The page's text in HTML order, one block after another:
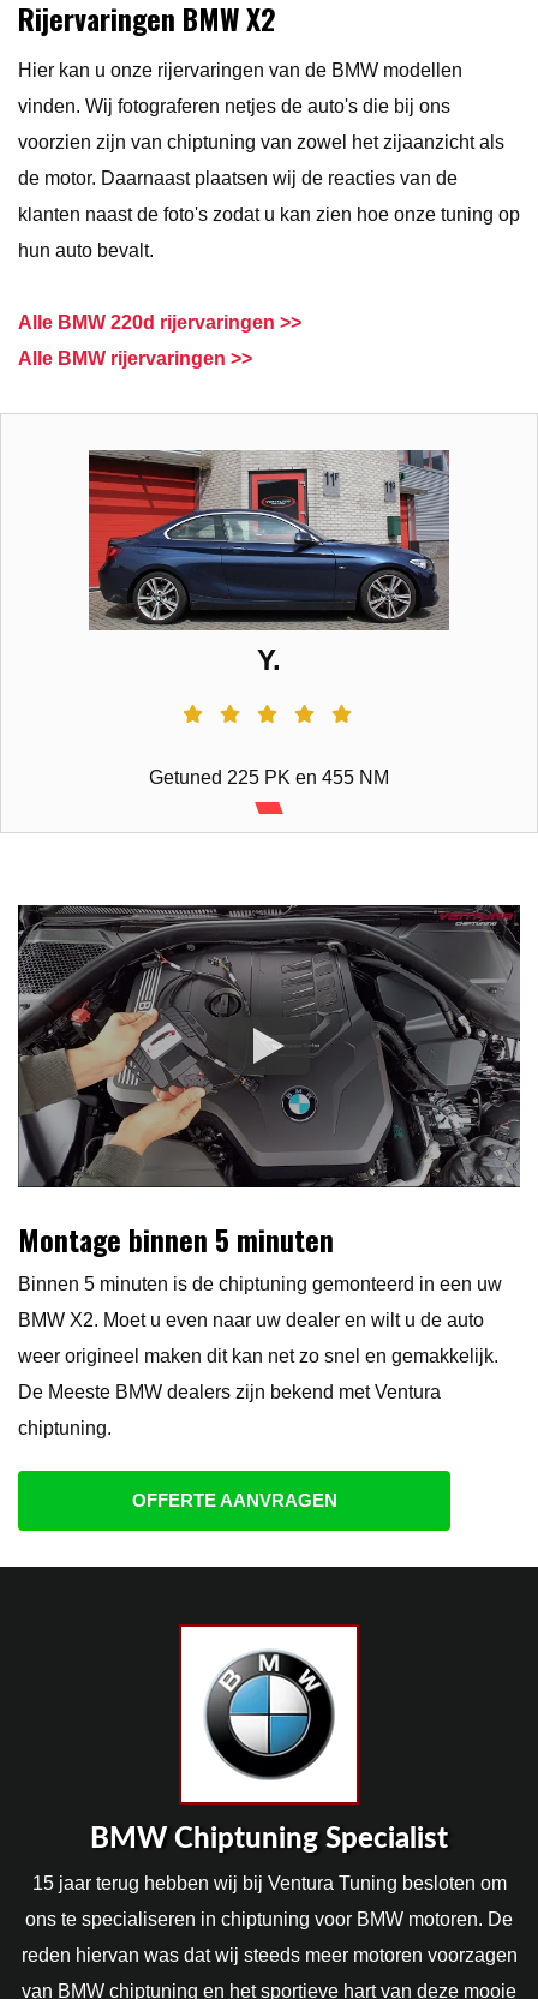
Rijervaringen BMW X2
Hier kan u onze rijervaringen van de BMW modellen
vinden. Wij fotograferen netjes de auto's die bij ons
voorzien zijn van chiptuning van zowel het zijaanzicht als
de motor. Daarnaast plaatsen wij de reacties van de
klanten naast de foto's zodat u kan zien hoe onze tuning op
hun auto bevalt.
Alle BMW 220d rijervaringen >>
Alle BMW rijervaringen >>
Y.
Getuned 225 PK en 455 NM
Montage binnen 5 minuten
Binnen 5 minuten is de chiptuning gemonteerd in een uw
BMW X2. Moet u even naar uw dealer en wilt u de auto
weer origineel maken dit kan net zo snel en gemakkelijk.
De Meeste BMW dealers zijn bekend met Ventura
chiptuning.
OFFERTE AANVRAGEN
BMW Chiptuning Specialist
15 jaar terug hebben wij bij Ventura Tuning besloten om
ons te specialiseren in chiptuning voor BMW motoren. De
reden hiervan was dat wij steeds meer motoren voorzagen
van BMW chiptuning en het sportieve hart van deze mooie